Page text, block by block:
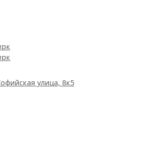
улица, 8к5